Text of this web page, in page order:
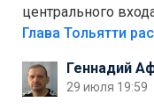
центрального
аттракционам
лежала в парке и
украли.
Геннадий
29 июля 19:59